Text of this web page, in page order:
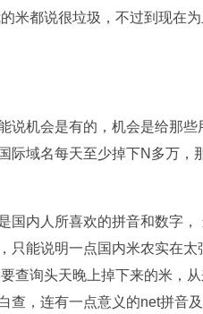
米都说很垃圾，不过到现在
机会是有的，机会是给那些
际域名每天至少掉下N多万，
内人所喜欢的拼音和数字，
只能说明一点国内米农实在太
查询头天晚上掉下来的米，
查，连有一点意义的net拼音